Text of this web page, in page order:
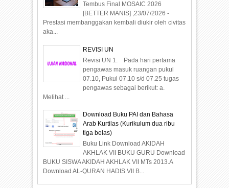
Tembus Final MOSAIC 2026
[BETTER MANIS] ,23/07/2026 -
Prestasi membanggakan kembali diukir oleh civitas
aka...
REVISI UN
Revisi UN 1. Pada hari pertama
pengawas masuk ruangan pukul
07.10, Pukul 07.10 s/d 07.25 tugas
pengawas sebagai berikut: a.
Melihat ...
Download Buku PAI dan Bahasa
Arab Kurtilas (Kurikulum dua ribu
tiga belas)
Buku Link Download AKIDAH
AKHLAK VII BUKU GURU Download
BUKU SISWA AKIDAH AKHLAK VII MTs 2013.A
Download AL-QURAN HADIS VII B...